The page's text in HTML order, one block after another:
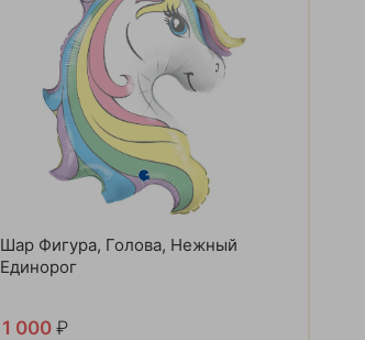
Шар Фигура, Голова, Нежный
Единорог
1 000 ₽